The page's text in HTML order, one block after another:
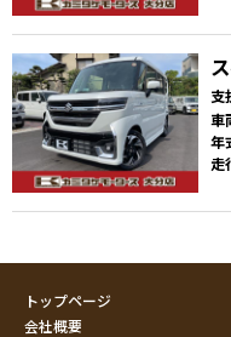
支
車
年
走
トップページ
会社概要